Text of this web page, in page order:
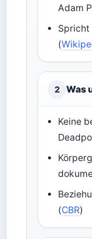
Adam
Spricht
(
2 Was
Keine
(CBR)